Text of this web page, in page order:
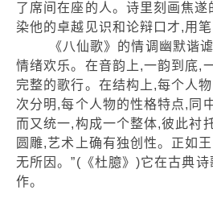
了席间在座的人。诗里刻画焦遂
染他的卓越见识和论辩口才,用笔
《八仙歌》的情调幽默谐谑,
情绪欢乐。在音韵上,一韵到底,
完整的歌行。在结构上,每个人
次分明,每个人物的性格特点,同
而又统一,构成一个整体,彼此衬
圆雕,艺术上确有独创性。正如
无所因。”(《杜臆》)它在古典
作。